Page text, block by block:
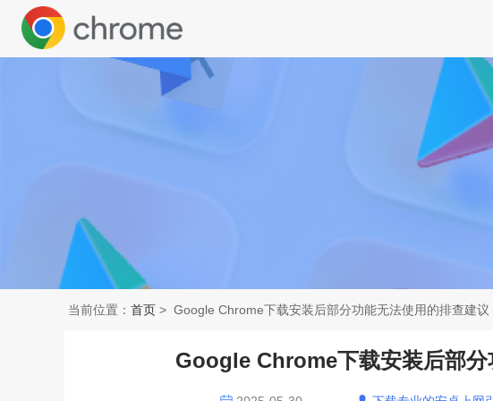
当前位置： 首页 > Google Chrome下载安装后部分功能无法使用的排查建议
Google Chrome下载安装后部分